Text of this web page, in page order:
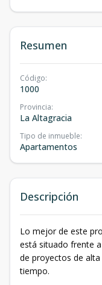
Resumen
Código:
1000
Provincia:
La Altagracia
Tipo de inmueble:
Apartamentos
Descripción
Lo mejor de este
está situado frente
de proyectos de
tiempo.